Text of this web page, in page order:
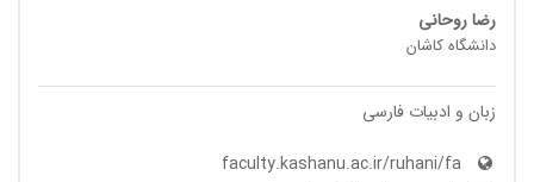
رضا روحانی
دانشگاه کاشان
زبان و ادبیات فارسی
faculty.kashanu.ac.ir/ruhani/fa